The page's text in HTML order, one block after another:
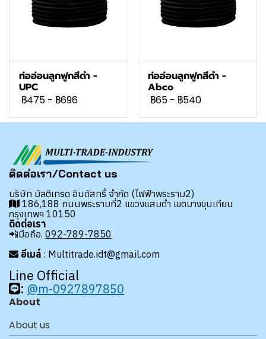
ท่ออ่อนลูกฟูกสีดำ -
UPC
฿475 - ฿696
ท่ออ่อนลูกฟูกสีดำ -
Abco
฿65 - ฿540
ติดต่อเรา/Contact us
บริษัท มัลติเทรด อินดัสทรี้ จำกัด (ไฟฟ้าพระราม2)
186,188 ถนนพระรามที่2 แขวงแสมดำ เขตบางขุนเทียน
กรุงเทพฯ 10150
ติดต่อเรา
📲มือถือ. 092-789-7850
อีเมล์ : Multitrade.idt@gmail.com
Line Official
: @m-0927897850
About
About us